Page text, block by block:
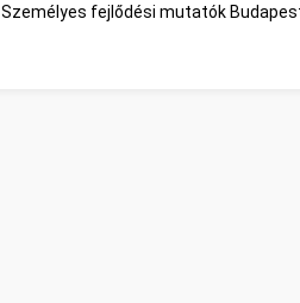
Személyes fejlődési mutatók